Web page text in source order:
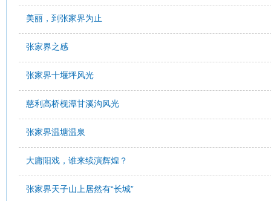
美丽，到张家界为止
张家界之感
张家界十堰坪风光
慈利高桥枧潭甘溪沟风光
张家界温塘温泉
大庸阳戏，谁来续演辉煌？
张家界天子山上居然有“长城”